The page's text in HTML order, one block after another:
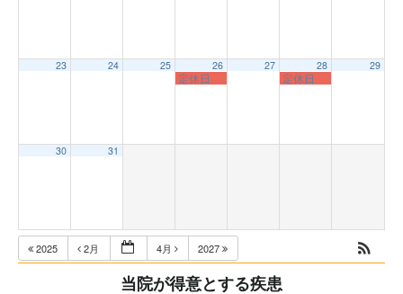
23 24 25 26
定休日
27 28
定休日
29
30 31
2025 2月 4月 2027
当院が得意とする疾患